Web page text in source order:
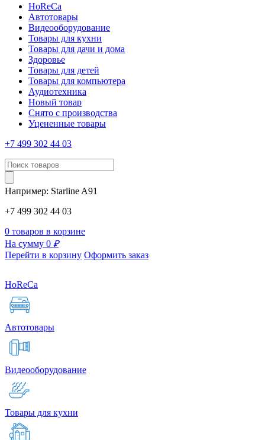
HoReCa
Автотовары
Видеооборудование
Товары для кухни
Товары для дачи и дома
Здоровье
Товары для детей
Товары для компьютера
Аудиотехника
Новый товар
Снято с производства
Уцененные товары
+7 499 302 44 03
Например: Starline A91
+7 499 302 44 03
0 товаров в корзине
На сумму 0 ₽
Перейти в корзину Оформить заказ
HoReCa
Автотовары
Видеооборудование
Товары для кухни